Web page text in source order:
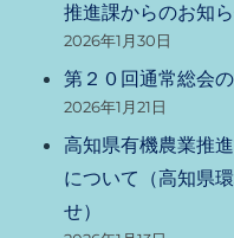
推進課からのお知ら
2026年1月30日
第２０回通常総会
2026年1月21日
高知県有機農業推
について（高知県
せ）